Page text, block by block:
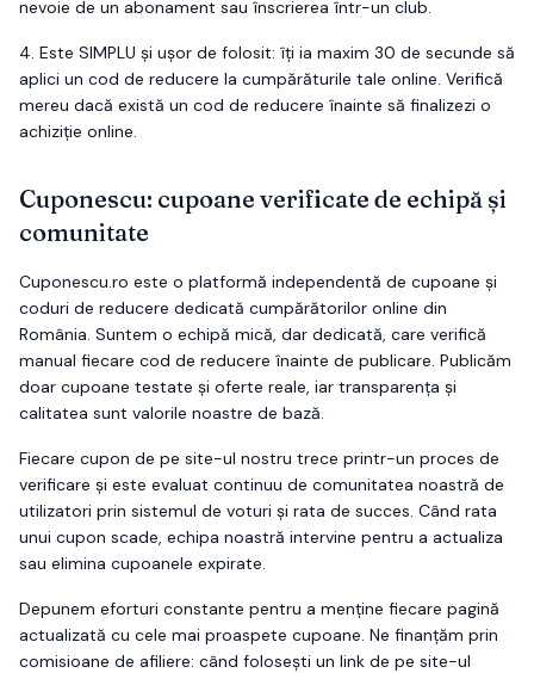
nevoie de un abonament sau înscrierea într-un club.
4. Este SIMPLU și ușor de folosit: îți ia maxim 30 de secunde să
aplici un cod de reducere la cumpărăturile tale online. Verifică
mereu dacă există un cod de reducere înainte să finalizezi o
achiziție online.
Cuponescu: cupoane verificate de echipă și
comunitate
Cuponescu.ro este o platformă independentă de cupoane și
coduri de reducere dedicată cumpărătorilor online din
România. Suntem o echipă mică, dar dedicată, care verifică
manual fiecare cod de reducere înainte de publicare. Publicăm
doar cupoane testate și oferte reale, iar transparența și
calitatea sunt valorile noastre de bază.
Fiecare cupon de pe site-ul nostru trece printr-un proces de
verificare și este evaluat continuu de comunitatea noastră de
utilizatori prin sistemul de voturi și rata de succes. Când rata
unui cupon scade, echipa noastră intervine pentru a actualiza
sau elimina cupoanele expirate.
Depunem eforturi constante pentru a menține fiecare pagină
actualizată cu cele mai proaspete cupoane. Ne finanțăm prin
comisioane de afiliere: când folosești un link de pe site-ul